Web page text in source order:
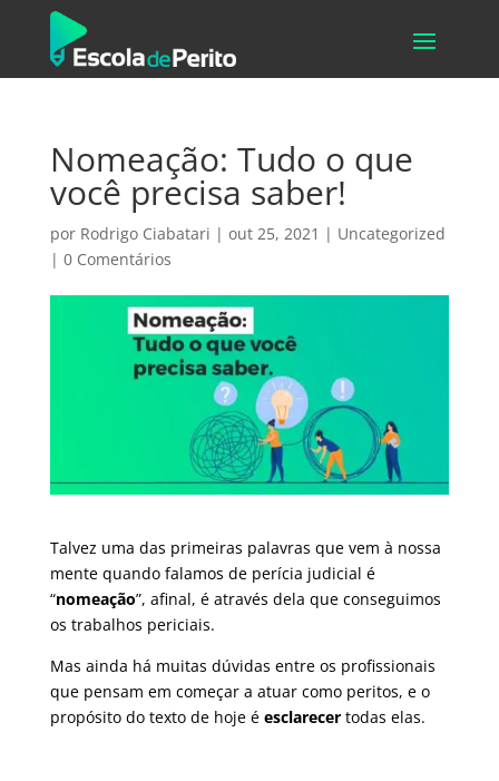
Nomeação: Tudo o que
você precisa saber!
por Rodrigo Ciabatari | out 25, 2021 | Uncategorized
| 0 Comentários
Talvez uma das primeiras palavras que vem à nossa
mente quando falamos de perícia judicial é
“nomeação”, afinal, é através dela que conseguimos
os trabalhos periciais.
Mas ainda há muitas dúvidas entre os profissionais
que pensam em começar a atuar como peritos, e o
propósito do texto de hoje é esclarecertodas elas.